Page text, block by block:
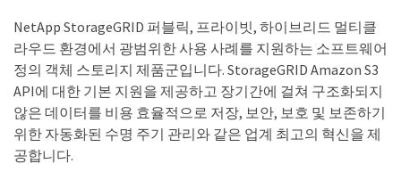
NetApp StorageGRID 퍼블릭, 프라이빗, 하이브리드 멀티클
라우드 환경에서 광범위한 사용 사례를 지원하는 소프트웨어
정의 객체 스토리지 제품군입니다. StorageGRID Amazon S3
API에 대한 기본 지원을 제공하고 장기간에 걸쳐 구조화되지
않은 데이터를 비용 효율적으로 저장, 보안, 보호 및 보존하기
위한 자동화된 수명 주기 관리와 같은 업계 최고의 혁신을 제
공합니다.